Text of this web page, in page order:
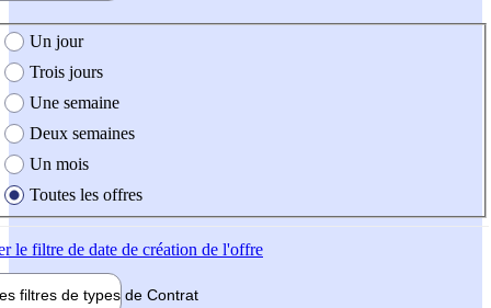
création de l'offre
Un jour
Trois jours
Une semaine
Deux semaines
Un mois
Toutes les offres
le filtre de date de création de l'offre
filtres de types de Contrat